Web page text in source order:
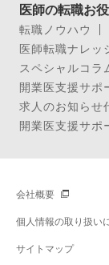
医師の転職お
転職ノウハウ
医師転職ナレッ
スペシャルコラ
開業医支援サポ
求人のお知らせ
開業医支援サポ
会社概要
個人情報の取り扱い
サイトマップ